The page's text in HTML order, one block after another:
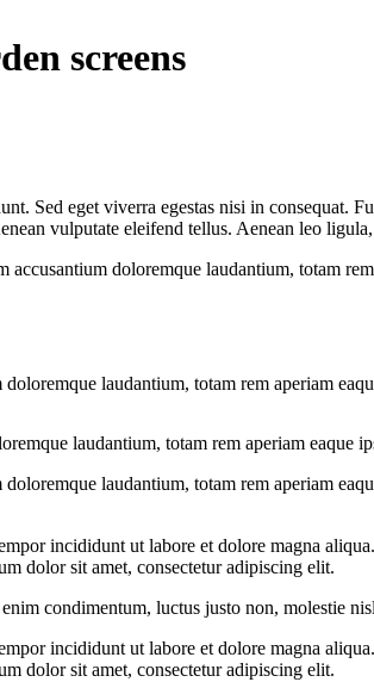
screens
Sed eget viverra egestas nisi in consequat.
vulputate eleifend tellus. Aenean leo
accusantium doloremque laudantium, totam
laudantium, totam rem aperiam
laudantium, totam rem aperiam eaque
laudantium, totam rem aperiam
incididunt ut labore et dolore magna
dolor sit amet, consectetur adipiscing elit.
condimentum, luctus justo non, molestie
incididunt ut labore et dolore magna
dolor sit amet, consectetur adipiscing elit.